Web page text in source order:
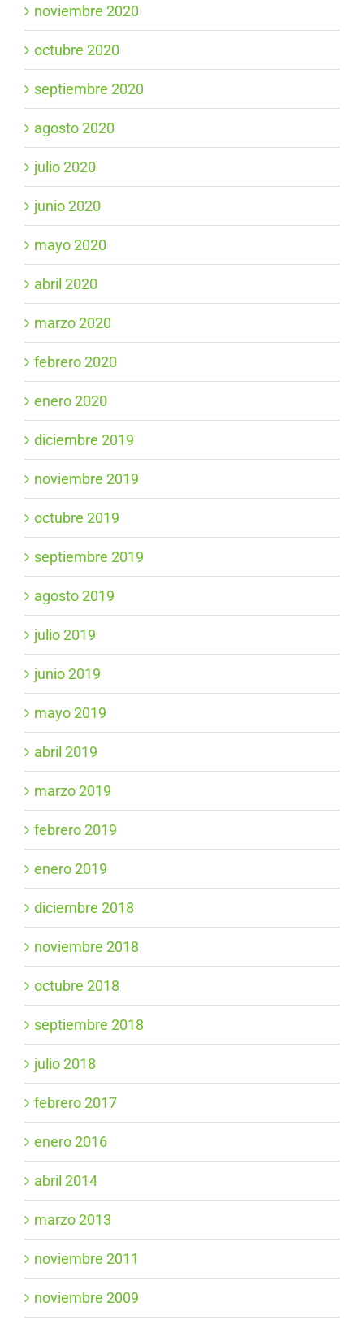
noviembre 2020
octubre 2020
septiembre 2020
agosto 2020
julio 2020
junio 2020
mayo 2020
abril 2020
marzo 2020
febrero 2020
enero 2020
diciembre 2019
noviembre 2019
octubre 2019
septiembre 2019
agosto 2019
julio 2019
junio 2019
mayo 2019
abril 2019
marzo 2019
febrero 2019
enero 2019
diciembre 2018
noviembre 2018
octubre 2018
septiembre 2018
julio 2018
febrero 2017
enero 2016
abril 2014
marzo 2013
noviembre 2011
noviembre 2009